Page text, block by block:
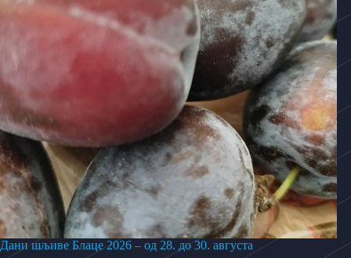
Дани шљиве Блаце 2026 – од 28. до 30. августа